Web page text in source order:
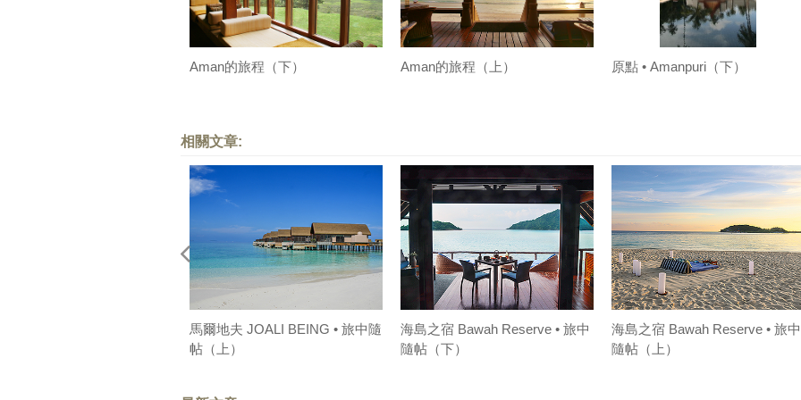
Aman的旅程（下） Aman的旅程（上） 原點 • Amanpuri（下）
相關文章:
馬爾地夫 JOALI BEING • 旅中隨
帖（上）
海島之宿 Bawah Reserve • 旅中
隨帖（下）
海島之宿 Bawah Reserve • 旅中
隨帖（上）